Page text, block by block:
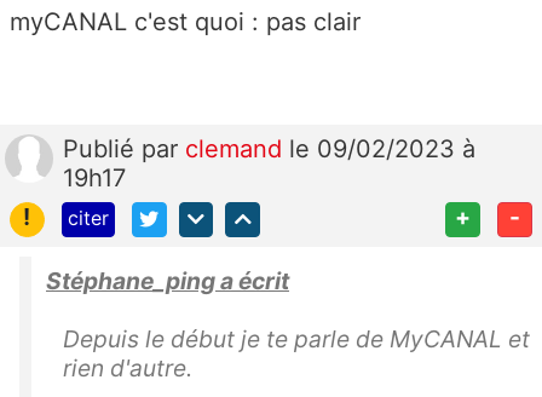
myCANAL c'est quoi : pas clair
Publié par clemand le 09/02/2023 à
19h17
!
citer + -
Stéphane_ping a écrit
Depuis le début je te parle de MyCANAL et
rien d'autre.